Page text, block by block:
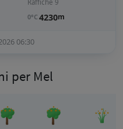
Raffiche 9
0°C 4230m
06:30
per Mel